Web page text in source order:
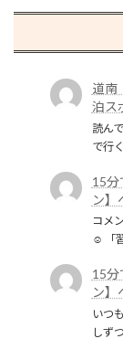
道南
泊ス
読ん
で行
15分
ン】
コメ
☺️ 「
15分
ン】
いつ
しず